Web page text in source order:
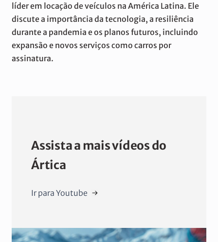
líder em locação de veículos na América Latina. Ele
discute a importância da tecnologia, a resiliência
durante a pandemia e os planos futuros, incluindo
expansão e novos serviços como carros por
assinatura.
Assista a mais vídeos do
Ártica
Ir para Youtube